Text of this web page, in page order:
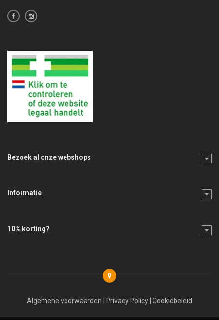
Bezoek al onze webshops
Informatie
10% korting?
Algemene voorwaarden | Privacy Policy| Cookiebeleid